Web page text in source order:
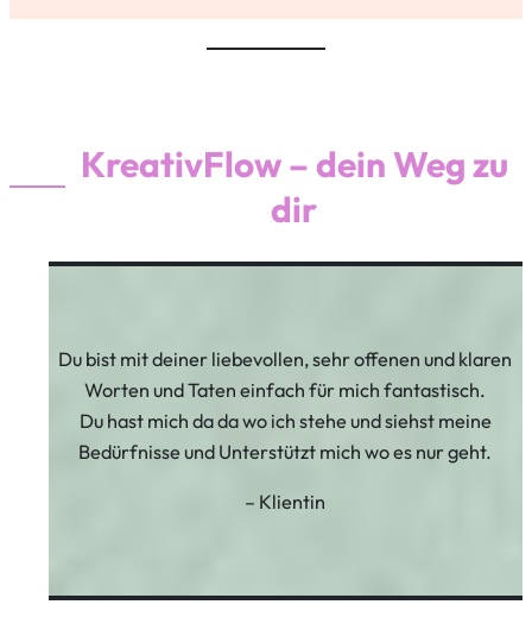
KreativFlow – dein Weg zu
dir
Du bist mit deiner liebevollen, sehr offenen und klaren
Worten und Taten einfach für mich fantastisch.
Du hast mich da da wo ich stehe und siehst meine
Bedürfnisse und Unterstützt mich wo es nur geht.
– Klientin